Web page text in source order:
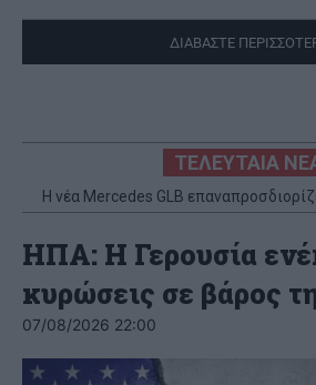
ΔΙΑΒΑΣΤΕ